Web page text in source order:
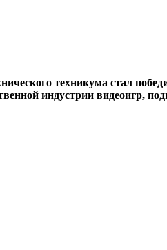
техникума стал
индустрии видеоигр,